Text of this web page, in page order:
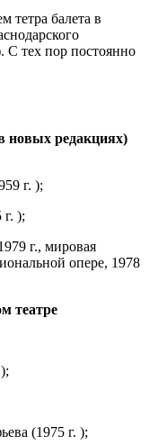
тетра балета в
С тех пор постоянно
новых редакциях)
г. );
);
г., мировая
опере, 1978
театре
(1975 г. );